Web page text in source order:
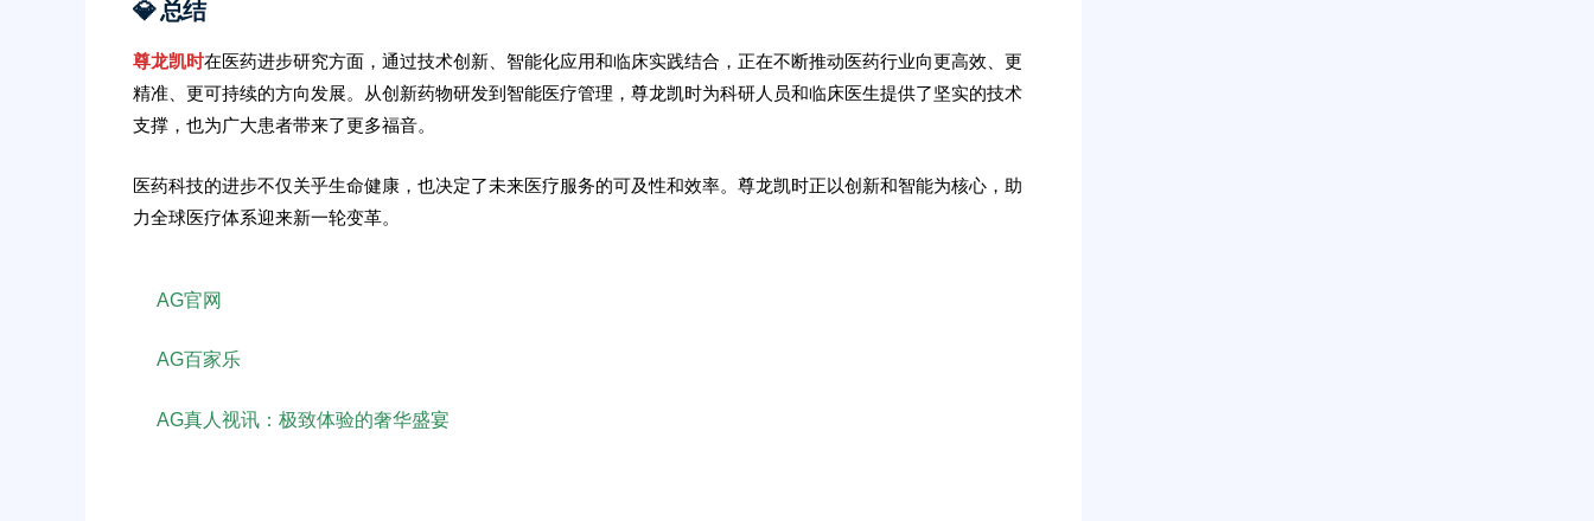
💎 总结
尊龙凯时在医药进步研究方面，通过技术创新、智能化应用和临床实践结合，正在不断推动医药行业向更高效、更
精准、更可持续的方向发展。从创新药物研发到智能医疗管理，尊龙凯时为科研人员和临床医生提供了坚实的技术
支撑，也为广大患者带来了更多福音。
医药科技的进步不仅关乎生命健康，也决定了未来医疗服务的可及性和效率。尊龙凯时正以创新和智能为核心，助
力全球医疗体系迎来新一轮变革。
AG官网
AG百家乐
AG真人视讯：极致体验的奢华盛宴